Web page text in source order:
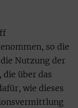
so die
Nutzung der
über das
wie dieses